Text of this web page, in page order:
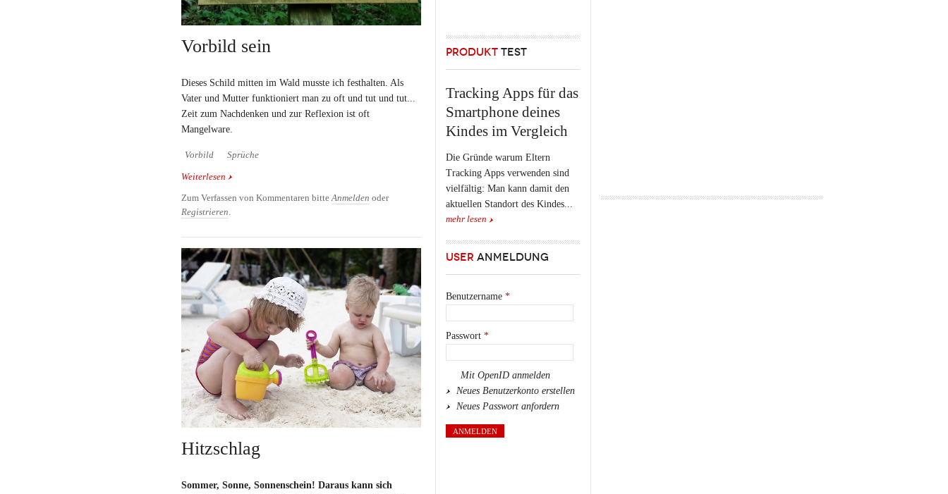
Vorbild sein
Dieses Schild mitten im Wald musste ich festhalten. Als
Vater und Mutter funktioniert man zu oft und tut und tut...
Zeit zum Nachdenken und zur Reflexion ist oft
Mangelware.
Vorbild Sprüche
Weiterlesen über Vorbild sein
Zum Verfassen von Kommentaren bitteAnmelden oder
Registrieren.
Hitzschlag
Sommer, Sonne, Sonnenschein! Daraus kann sich
PRODUKT TEST
Tracking Apps für das
Smartphone deines
Kindes im Vergleich
Die Gründe warum Eltern
Tracking Apps verwenden sind
vielfältig: Man kann damit den
aktuellen Standort des Kindes...
mehr lesen
USER ANMELDUNG
Benutzername *
Passwort *
Mit OpenID anmelden
Neues Benutzerkonto erstellen
Neues Passwort anfordern